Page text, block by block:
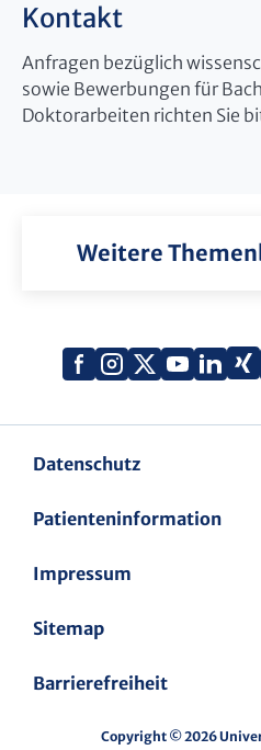
Kontakt
Anfragen bezüglich
sowie Bewerbungen für
Doktorarbeiten richten Sie
Weitere
Facebook
Instagram
X
Datenschutz
Patienteninformation
Impressum
Sitemap
Barrierefreiheit
Copyright © 2026